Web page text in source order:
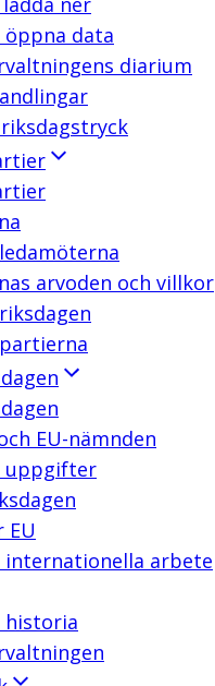
öppna data
diarium
arvoden och villkor
EU-nämnden
uppgifter
EU
internationella arbete
historia